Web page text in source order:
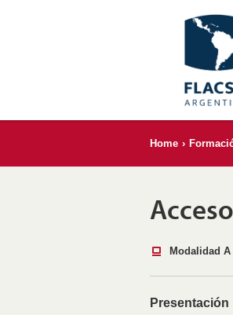
Home ›
Modalidad
Presentación